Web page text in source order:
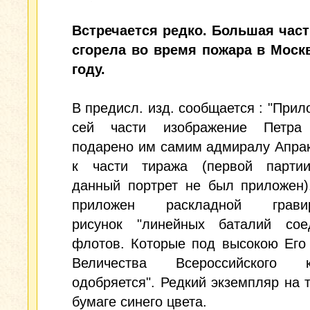
Встречается редко. Большая
сгорела во время пожара в
году.
В предисл. изд. сообщается :
сей части изображение Петра
подарено им самим адмиралу
к части тиража (первой
данный портрет не был
приложен раскладной
рисунок "линейных баталий
флотов. Которые под высокою Его
Величества Всероссийского
одобряется". Редкий экземпляр на
бумаге синего цвета.